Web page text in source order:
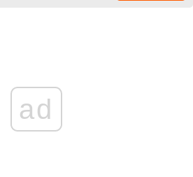
ad